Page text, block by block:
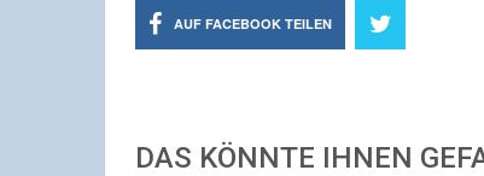
AUF FACEBOOK TEILEN
DAS KÖNNTE IHNEN